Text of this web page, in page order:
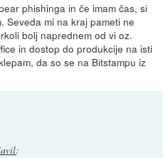
phishinga in če imam čas, si
Seveda mi na kraj pameti ne
bolj naprednem od vi oz.
in dostop do produkcije na isti
da so se na Bitstampu iz
: